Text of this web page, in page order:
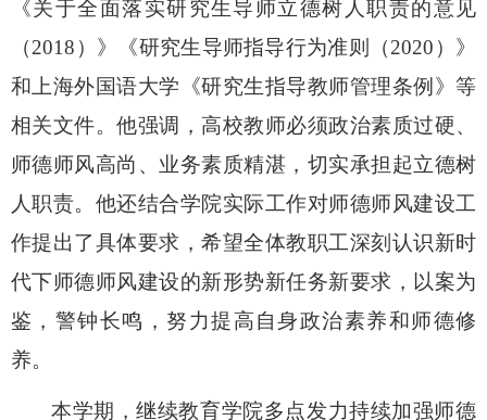
《关于全面落实研究生导师立德树人职责的意见
（2018）》《研究生导师指导行为准则（2020）》
和上海外国语大学《研究生指导教师管理条例》等
相关文件。他强调，高校教师必须政治素质过硬、
师德师风高尚、业务素质精湛，切实承担起立德树
人职责。他还结合学院实际工作对师德师风建设工
作提出了具体要求，希望全体教职工深刻认识新时
代下师德师风建设的新形势新任务新要求， 以案为
鉴，警钟长鸣， 努力提高自身政治素养和师德修
养。
本学期，继续教育学院多点发力持续加强师德